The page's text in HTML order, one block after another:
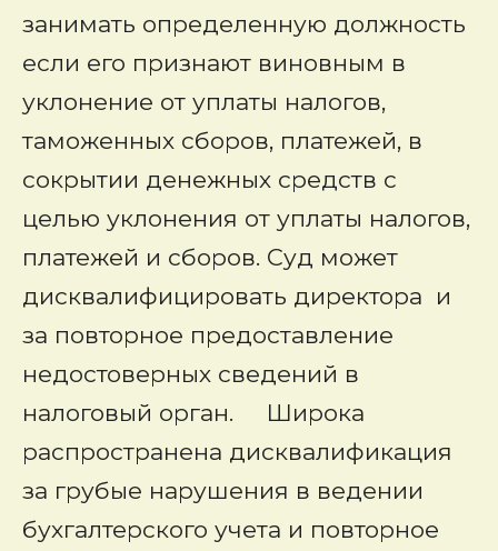
занимать определенную должность
если его признают виновным в
уклонение от уплаты налогов,
таможенных сборов, платежей, в
сокрытии денежных средств с
целью уклонения от уплаты налогов,
платежей и сборов. Суд может
дисквалифицировать директора и
за повторное предоставление
недостоверных сведений в
налоговый орган. Широка
распространена дисквалификация
за грубые нарушения в ведении
бухгалтерского учета и повторное